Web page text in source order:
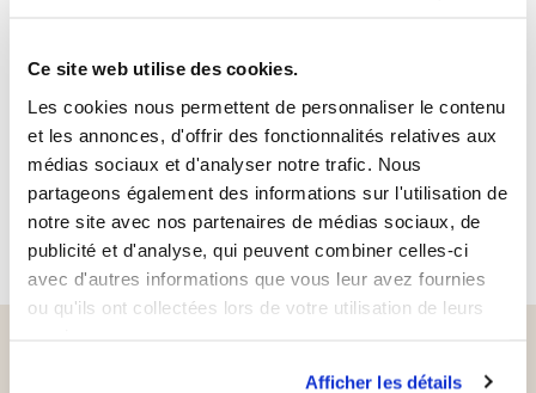
Ce site web utilise des cookies.
Les cookies nous permettent de personnaliser le contenu
et les annonces, d'offrir des fonctionnalités relatives aux
médias sociaux et d'analyser notre trafic. Nous
partageons également des informations sur l'utilisation de
notre site avec nos partenaires de médias sociaux, de
publicité et d'analyse, qui peuvent combiner celles-ci
avec d'autres informations que vous leur avez fournies
ou qu'ils ont collectées lors de votre utilisation de leurs
Afficher les détails
24,00 €
20,00 €
ZEIGE 1 - 2 VON 2 ARTIKELN